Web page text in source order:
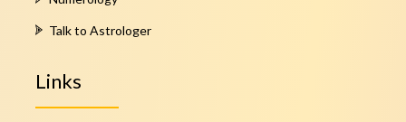
Talk to Astrologer
Links